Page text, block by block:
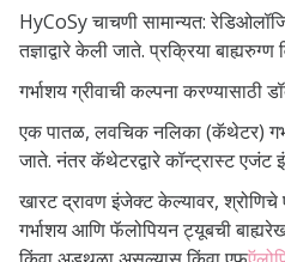
HyCoSy चाचणी सामान्यत:
तज्ञाद्वारे केली जाते. प्रक्रिया बाह्यरुग्ण
गर्भाशय ग्रीवाची कल्पना करण्यासाठी
एक पातळ, लवचिक नलिका (कॅथेटर)
जाते. नंतर कॅथेटरद्वारे कॉन्ट्रास्ट एजंट
खारट द्रावण इंजेक्ट केल्यावर,
गर्भाशय आणि फॅलोपियन ट्यूबची